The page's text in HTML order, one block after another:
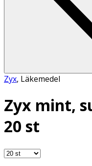
Zyx, Läkemedel
Zyx mint,
20 st